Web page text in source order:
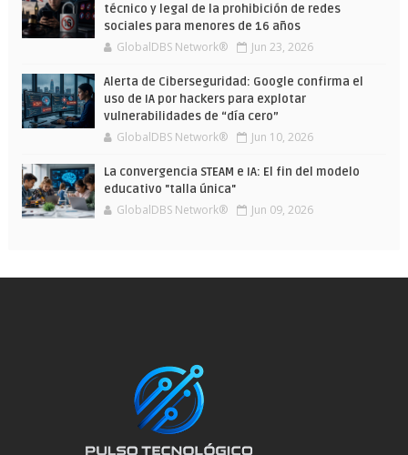
técnico y legal de la prohibición de redes
sociales para menores de 16 años
GlobalDBS Network® Jun 23, 2026
Alerta de Ciberseguridad: Google confirma el
uso de IA por hackers para explotar
vulnerabilidades de “día cero”
GlobalDBS Network® Jun 10, 2026
La convergencia STEAM e IA: El fin del modelo
educativo "talla única"
GlobalDBS Network® Jun 09, 2026